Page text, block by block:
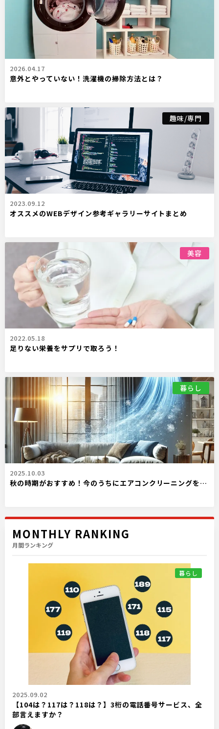
2026.04.17
意外とやっていない！洗濯機の掃除方法とは？
趣味/専門
2023.09.12
オススメのWEBデザイン参考ギャラリーサイトまとめ
美容
2022.05.18
足りない栄養をサプリで取ろう！
暮らし
2025.10.03
秋の時期がおすすめ！今のうちにエアコンクリーニングを…
MONTHLY RANKING
月間ランキング
暮らし
2025.09.02
【104は？117は？118は？】3桁の電話番号サービス、全
部言えますか？